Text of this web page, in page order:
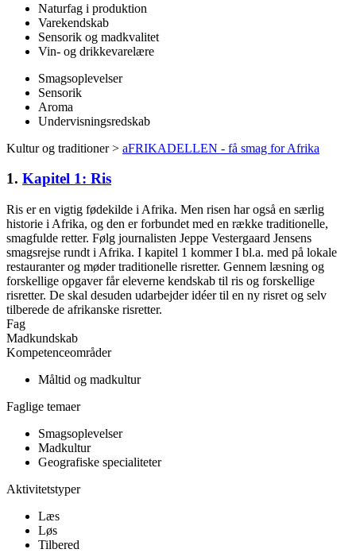
Naturfag i produktion
Varekendskab
Sensorik og madkvalitet
Vin- og drikkevarelære
Smagsoplevelser
Sensorik
Aroma
Undervisningsredskab
Kultur og traditioner > aFRIKADELLEN - få smag for Afrika
1. Kapitel 1: Ris
Ris er en vigtig fødekilde i Afrika. Men risen har også en særlig
historie i Afrika, og den er forbundet med en række traditionelle,
smagfulde retter. Følg journalisten Jeppe Vestergaard Jensens
smagsrejse rundt i Afrika. I kapitel 1 kommer I bl.a. med på lokale
restauranter og møder traditionelle risretter. Gennem læsning og
forskellige opgaver får eleverne kendskab til ris og forskellige
risretter. De skal desuden udarbejder idéer til en ny risret og selv
tilberede de afrikanske risretter.
Fag
Madkundskab
Kompetenceområder
Måltid og madkultur
Faglige temaer
Smagsoplevelser
Madkultur
Geografiske specialiteter
Aktivitetstyper
Læs
Løs
Tilbered